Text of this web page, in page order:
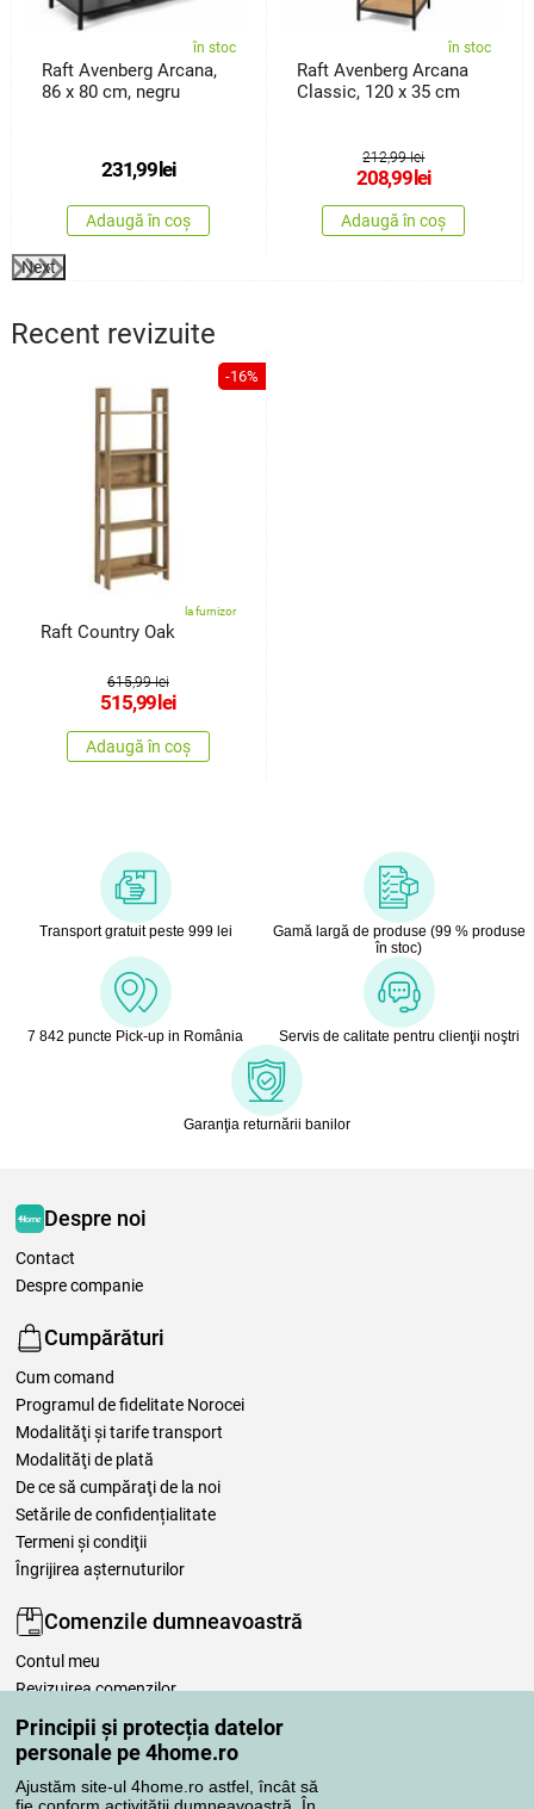
Principii și protecția datelor
personale pe 4home.ro
Ajustăm site-ul 4home.ro astfel, încât să
în stoc
Raft Avenberg Arcana,
86 x 80 cm, negru
231,99lei
Adaugă în coș
în stoc
Raft Avenberg Arcana
Classic, 120 x 35 cm
212,99 lei
208,99lei
Adaugă în coș
Next
Recent revizuite
-16%
la furnizor
Raft Country Oak
615,99 lei
515,99 lei
Adaugă în coș
Transport gratuit peste 999 lei
Gamă largă de produse (99 % produse
în stoc)
7 842 puncte Pick-up in România Servis de calitate pentru clienţii noştri
Garanţia returnării banilor
Despre noi
Contact
Despre companie
Cumpărături
Cum comand
Programul de fidelitate Norocei
Modalităţi şi tarife transport
Modalităţi de plată
De ce să cumpăraţi de la noi
Setările de confidențialitate
Termeni şi condiţii
Îngrijirea așternuturilor
Comenzile dumneavoastră
Contul meu
Revizuirea comenzilor
Reclamaţii
Retragere de la contract
Regulile de procesare a recenziilor